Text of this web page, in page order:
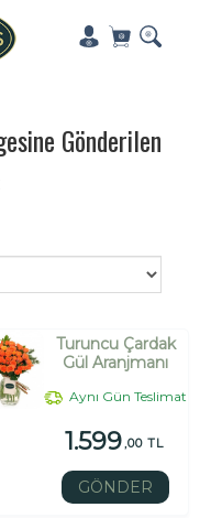
Gönderilen
Turuncu Çardak
Gül Aranjmanı
Aynı Gün Teslimat
1.599,00 TL
GÖNDER